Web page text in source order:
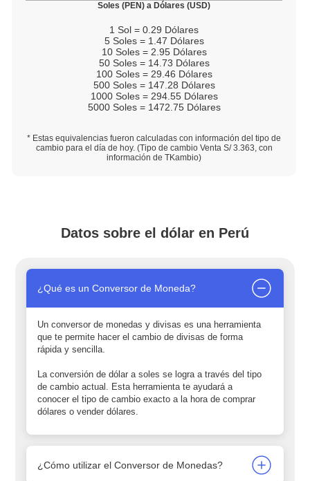
Soles (PEN) a Dólares (USD)
1 Sol = 0.29 Dólares
5Soles = 1.47 Dólares
10Soles = 2.95Dólares
50Soles = 14.73 Dólares
100Soles = 29.46 Dólares
500Soles = 147.28 Dólares
1000Soles = 294.55Dólares
5000Soles = 1472.75Dólares
* Estas equivalencias fueron calculadas con información del tipo de
cambio para el día de hoy. (Tipo de cambio Venta S/3.363, con
información de TKambio)
Datos sobre el dólar en Perú
¿Qué es un Conversor de Moneda?
Un conversor de monedas y divisas es una herramienta
que te permite hacer el cambio de divisas de forma
rápida y sencilla.
La conversión de dólar a soles se logra a través del tipo
de cambio actual. Esta herramienta te ayudará a
conocer el tipo de cambio exacto a la hora de comprar
dólares o vender dólares.
¿Cómo utilizar el Conversor de Monedas?